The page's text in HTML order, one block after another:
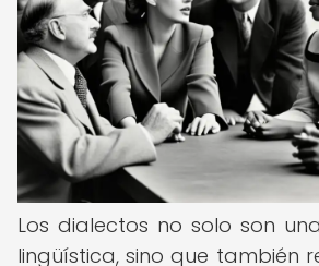
Los dialectos no solo son
lingüística, sino que también